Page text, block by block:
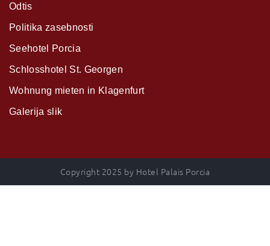
Odtis
Politika zasebnosti
Seehotel Porcia
Schlosshotel St. Georgen
Wohnung mieten in Klagenfurt
Galerija slik
Copyright 2025 by Hotel Palais Porcia